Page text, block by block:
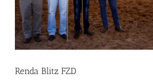
Renda Blitz FZD